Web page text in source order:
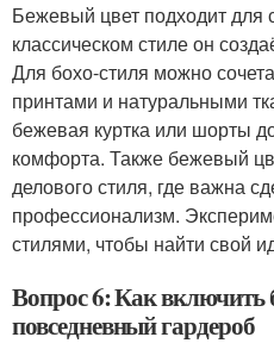
Бежевый цвет подходит для
классическом стиле он
Для бохо-стиля можно
принтами и натуральными
бежевая куртка или шорты
комфорта. Также бежевый
делового стиля, где важна
профессионализм.
стилями, чтобы найти свой
Вопрос 6: Как включить
повседневный гардероб